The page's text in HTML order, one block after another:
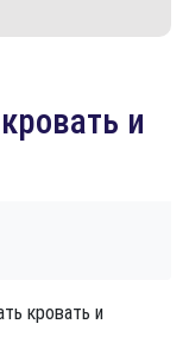
и